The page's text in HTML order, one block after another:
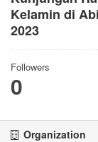
Kelamin di
2023
Followers
0
Organization